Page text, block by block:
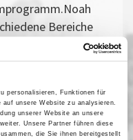
personalisieren, Funktionen für
unsere Website zu analysieren.
unserer Website an unsere
Unsere Partner führen diese
die Sie ihnen bereitgestellt
Bereiche
normale
zum
nehmen oft selbst
mit DAS